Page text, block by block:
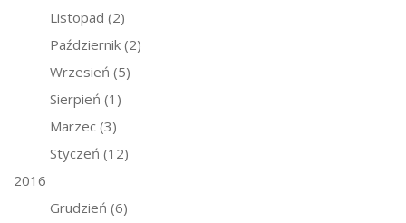
Listopad (2)
Październik (2)
Wrzesień (5)
Sierpień (1)
Marzec (3)
Styczeń (12)
2016
Grudzień (6)